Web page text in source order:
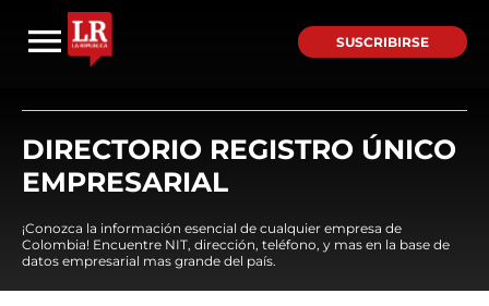
SUSCRIBIRSE
DIRECTORIO REGISTRO ÚNICO
EMPRESARIAL
¡Conozca la información esencial de cualquier empresa de
Colombia! Encuentre NIT, dirección, teléfono, y mas en la base de
datos empresarial mas grande del país.